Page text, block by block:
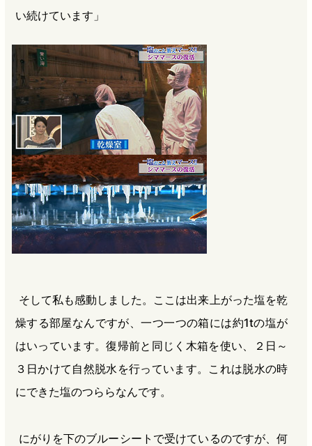
い続けています」
そして私も感動しました。ここは出来上がった塩を乾
燥する部屋なんですが、一つ一つの箱には約1tの塩が
はいっています。復帰前と同じく木箱を使い、２日～
３日かけて自然脱水を行っています。これは脱水の時
にできた塩のつららなんです。
にがりを下のブルーシートで受けているのですが、何